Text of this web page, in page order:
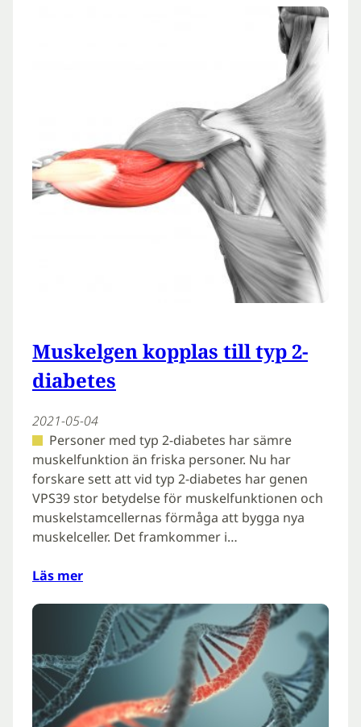
Muskelgen kopplas till typ 2-
diabetes
2021-05-04
Personer med typ 2-diabetes har sämre
muskelfunktion än friska personer. Nu har
forskare sett att vid typ 2-diabetes har genen
VPS39 stor betydelse för muskelfunktionen och
muskelstamcellernas förmåga att bygga nya
muskelceller. Det framkommer i…
Läs mer